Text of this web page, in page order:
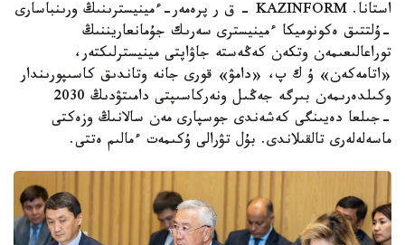
استانا. KAZINFORM - ق ر پرەمەر-ءمينيسترىنىڭ ورىنباسارى
-ۇلتتىق ەكونوميكا ءمينيسترى سەرىك جۇمانعاريننىڭ
توراعالىعىمەن وتكەن كەڭەستە جاۋاپتى مينيسترلىكتەر،
«اتامەكەن» ۇ ك پ، «دامۋ» قورى جانە وتاندىق كاسىپورىندار
وكىلدەرىمەن بىرگە جەڭىل ونەركاسىپتى دامىتۋدىڭ 2030
-جىلعا دەيىنگى كەشەندى جوسپارى مەن سالانىڭ وزەكتى
ماسەلەلەرى تالقىلاندى. بۇل تۋرالى ۇكىمەت ءمالىم ەتتى.